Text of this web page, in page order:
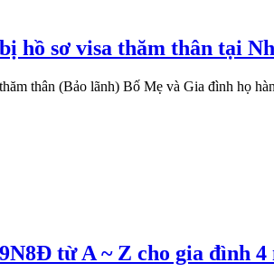
hồ sơ visa thăm thân tại
thân (Bảo lãnh) Bố Mẹ và Gia đình họ
từ A ~ Z cho gia đình 4